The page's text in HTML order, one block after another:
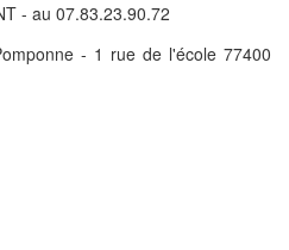
- au 07.83.23.90.72
- 1 rue de l'école 77400